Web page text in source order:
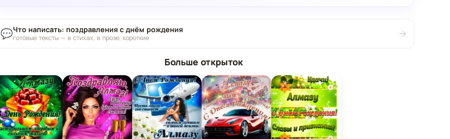
💬Что написать: поздравления с днём рождения
готовые тексты — в стихах, в прозе, короткие →
Больше открыток